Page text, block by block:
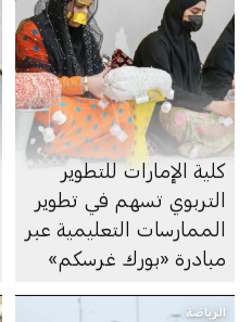
كلية الإمارات للتطوير
التربوي تسهم في تطوير
الممارسات التعليمية عبر
مبادرة «بورك غرسكم»
الرياضة